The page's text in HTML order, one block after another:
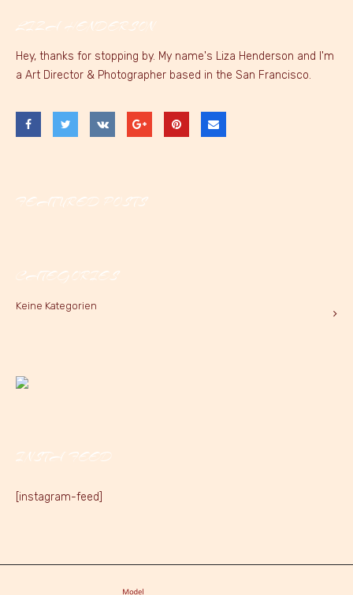
LIZA HENDERSON
Hey, thanks for stopping by. My name's Liza Henderson and I'm
a Art Director & Photographer based in the San Francisco.
FEATURED POSTS
CATEGORIES
Keine Kategorien
INSTA FEED
[instagram-feed]